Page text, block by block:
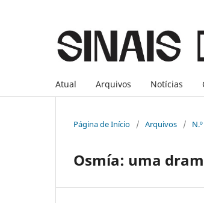
Atual Arquivos Notícias
Página de Início / Arquivos /
Osmía: uma